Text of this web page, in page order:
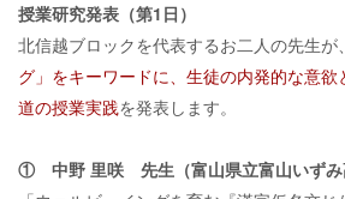
授業研究発表（第1日）
北信越ブロックを代表するお二人の先生が
グ」をキーワードに、生徒の内発的な意
道の授業実践を発表します。
① 中野 里咲 先生（富山県立富山いずみ